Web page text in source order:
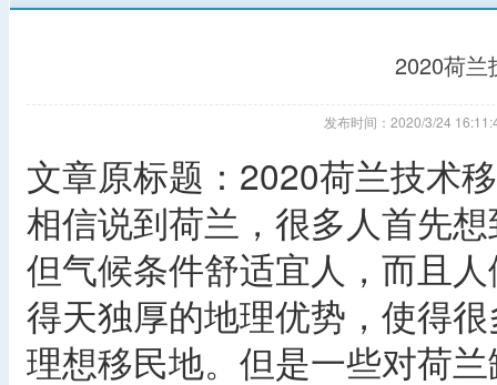
2020荷兰
发布时间：2020/3/24
文章原标题：2020荷兰技术
相信说到荷兰，很多人首先
但气候条件舒适宜人，而且
得天独厚的地理优势，使得
理想移民地。但是一些对荷